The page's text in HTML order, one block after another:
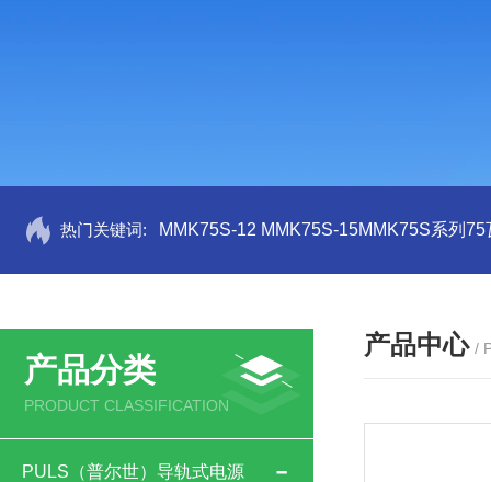
热门关键词: MMK75S-12 MMK75S-15MMK75S系列
产品分类
PRODUCT CLASSIFICATION
PULS（普尔世）导轨式电源
产品中心 /